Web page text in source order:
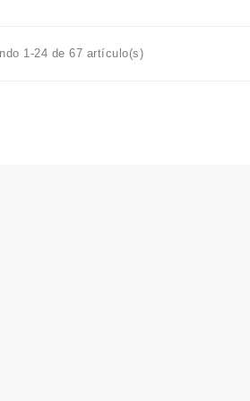
1-24 de 67 artículo(s)